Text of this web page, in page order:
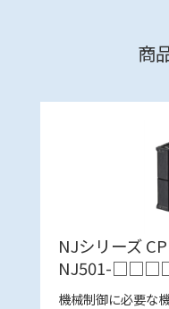
商
NJシリーズ
NJ501-
機械制御に必要な